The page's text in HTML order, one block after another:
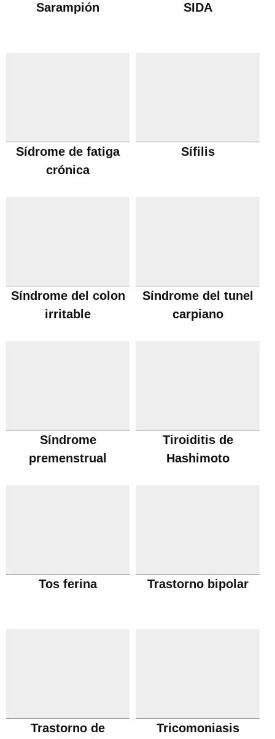
Sarampión SIDA
Sídrome de fatiga
crónica
Sífilis
Síndrome del colon
irritable
Síndrome del tunel
carpiano
Síndrome
premenstrual
Tiroiditis de
Hashimoto
Tos ferina Trastorno bipolar
Trastorno de
Tricomoniasis